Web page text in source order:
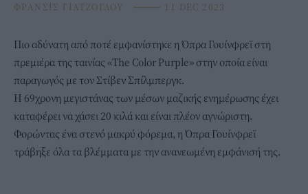
ΦΡΑΝΣΙΣ ΓΙΑΤΖΟΓΛΟΥ ⸻ 11 DEC 2023
Πιο αδύνατη από ποτέ εμφανίστηκε η Όπρα Γουίνφρεϊ στη
πρεμιέρα της ταινίας «The Color Purple» στην οποία είναι
παραγωγός με τον Στίβεν Σπίλμπεργκ.
Η 69χρονη μεγιστάνας των μέσων μαζικής ενημέρωσης έχει
καταφέρει να χάσει 20 κιλά και είναι πλέον αγνώριστη.
Φορώντας ένα στενό μακρύ φόρεμα, η Όπρα Γουίνφρεϊ
τράβηξε όλα τα βλέμματα με την ανανεωμένη εμφάνισή της.